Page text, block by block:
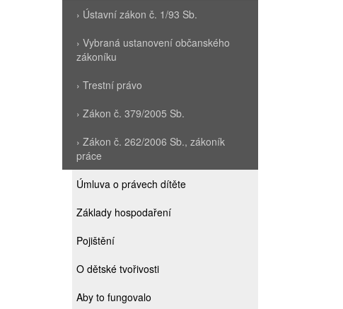
› Ústavní zákon č. 1/93 Sb.
› Vybraná ustanovení občanského
zákoníku
› Trestní právo
› Zákon č. 379/2005 Sb.
› Zákon č. 262/2006 Sb., zákoník
práce
Úmluva o právech dítěte
Základy hospodaření
Pojištění
O dětské tvořivosti
Aby to fungovalo